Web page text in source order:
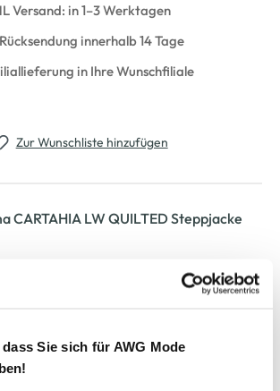
Sie sich für AWG Mode
Versand: in 1–3 Werktagen
innerhalb 14 Tage
in Ihre Wunschfiliale
Zur Wunschliste hinzufügen
CARTAHIA LW QUILTED Steppjacke
mit hoch geschlossenem Kragen
Tage und vielseitig kombinierbar
15352684